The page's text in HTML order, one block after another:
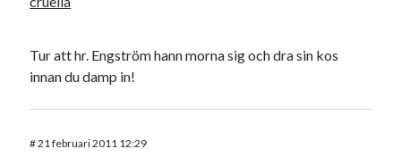
Tur att hr. Engström hann morna sig och dra sin kos
innan du damp in!
#21 februari 2011 12:29